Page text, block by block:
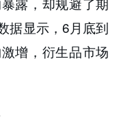
据显示，6月底到
增，衍生品市场